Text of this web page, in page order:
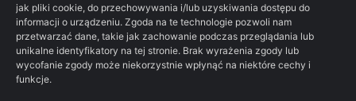
jak pliki cookie, do przechowywania i/lub uzyskiwania dostępu do
informacji o urządzeniu. Zgoda na te technologie pozwoli nam
przetwarzać dane, takie jak zachowanie podczas przeglądania lub
unikalne identyfikatory na tej stronie. Brak wyrażenia zgody lub
wycofanie zgody może niekorzystnie wpłynąć na niektóre cechy i
funkcje.
recenzja książki
Ród Smoka Silmarillion
SithFrog
Starcie Królów
Star Wars
Szalone Teorie
Tolkienowskie Q&A
Voo
Wieści z Cytadeli